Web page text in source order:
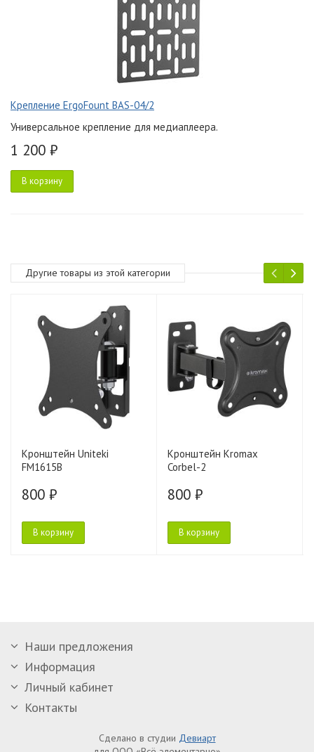
Крепление ErgoFount BAS-04/2
Универсальное крепление для медиаплеера.
1 200 ₽
В корзину
Другие товары из этой категории
Кронштейн Uniteki
FM1615B
800 ₽
В корзину
Кронштейн Kromax
Corbel-2
800 ₽
В корзину
Наши предложения
Информация
Личный кабинет
Контакты
Сделано в студии Девиарт